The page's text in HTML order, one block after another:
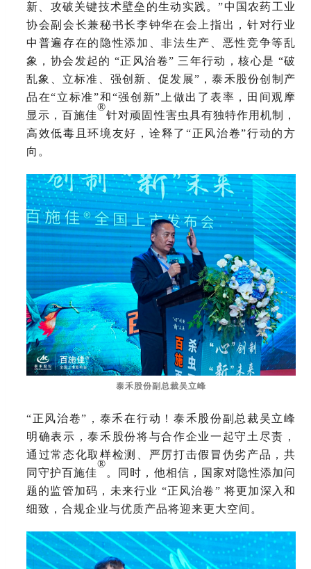
新、攻破关键技术壁垒的生动实践。”中国农药工业
协会副会长兼秘书长李钟华在会上指出，针对行业
中普遍存在的隐性添加、非法生产、恶性竞争等乱
象，协会发起的 “正风治卷” 三年行动，核心是 “破
乱象、立标准、强创新、促发展”，泰禾股份创制产
品在“立标准”和“强创新”上做出了表率，田间观摩
显示，百施佳
®
针对顽固性害虫具有独特作用机制，
高效低毒且环境友好，诠释了 “正风治卷”行动的方
向。
泰禾股份副总裁吴立峰
“正风治卷”，泰禾在行动！泰禾股份副总裁吴立峰
明确表示，泰禾股份将与合作企业一起守土尽责，
通过常态化取样检测、严厉打击假冒伪劣产品，共
同守护百施佳
®
。同时，他相信，国家对隐性添加问
题的监管加码，未来行业 “正风治卷” 将更加深入和
细致，合规企业与优质产品将迎来更大空间。